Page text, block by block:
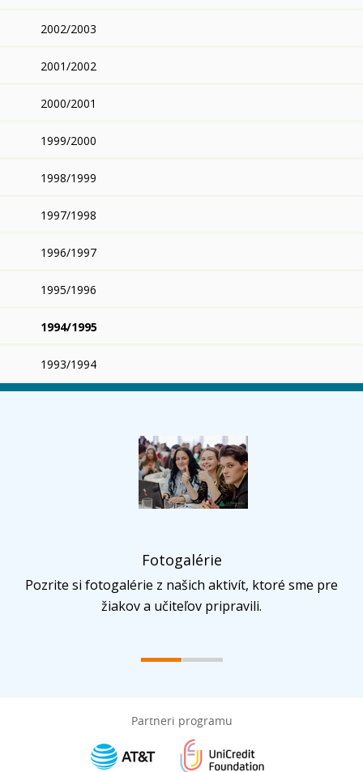
2002/2003
2001/2002
2000/2001
1999/2000
1998/1999
1997/1998
1996/1997
1995/1996
1994/1995
1993/1994
Fotogalérie
Pozrite si fotogalérie z našich aktivít, ktoré sme pre
žiakov a učiteľov pripravili.
Partneri programu